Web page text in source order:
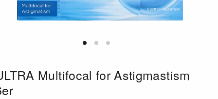
Multifocal for Astigmastism